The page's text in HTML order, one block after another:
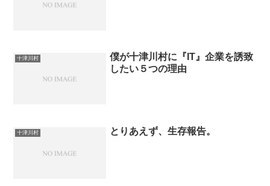
十津川村
僕が十津川村に『IT』企業を誘致
したい５つの理由
十津川村 とりあえず、生存報告。